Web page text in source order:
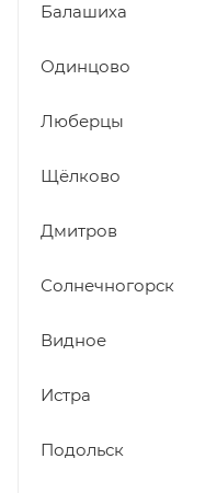
Балашиха
Одинцово
Люберцы
Щёлково
Дмитров
Солнечногорск
Видное
Истра
Подольск